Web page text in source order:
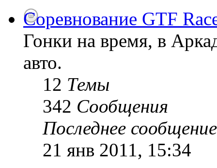
Соревнование GTF
Гонки на время, в
авто.
12 Темы
342 Сообщения
Последнее сообщение
21 янв 2011, 15:34